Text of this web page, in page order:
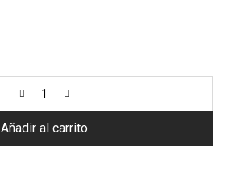
Añadir al carrito